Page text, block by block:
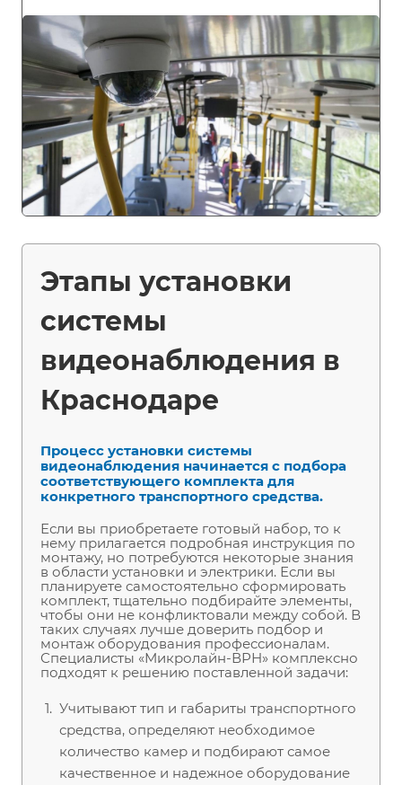
Этапы установки
системы
видеонаблюдения в
Краснодаре
Процесс установки системы
видеонаблюдения начинается с подбора
соответствующего комплекта для
конкретного транспортного средства.
Если вы приобретаете готовый набор, то к
нему прилагается подробная инструкция по
монтажу, но потребуются некоторые знания
в области установки и электрики. Если вы
планируете самостоятельно сформировать
комплект, тщательно подбирайте элементы,
чтобы они не конфликтовали между собой. В
таких случаях лучше доверить подбор и
монтаж оборудования профессионалам.
Специалисты «Микролайн-ВРН» комплексно
подходят к решению поставленной задачи:
Учитывают тип и габариты транспортного
средства, определяют необходимое
количество камер и подбирают самое
качественное и надежное оборудование